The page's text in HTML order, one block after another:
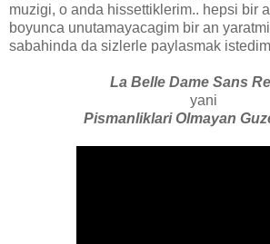
muzigi, o anda hissettiklerim.. hepsi bir
boyunca unutamayacagim bir an
sabahinda da sizlerle paylasmak
La Belle Dame Sans
yani
Pismanliklari Olmayan